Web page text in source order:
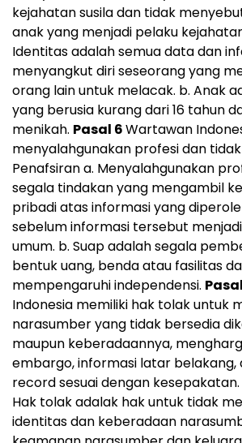
kejahatan susila dan tidak
anak yang menjadi pelaku
Identitas adalah semua data dan
menyangkut diri seseorang yang
orang lain untuk melacak. b. Anak
yang berusia kurang dari 16 tahun
menikah. Pasal 6Wartawan
menyalahgunakan profesi dan
Penafsiran a. Menyalahgunakan
segala tindakan yang mengambil
pribadi atas informasi yang
sebelum informasi tersebut
umum. b. Suap adalah segala
bentuk uang, benda atau fasilitas
mempengaruhi independensi.
Indonesia memiliki hak tolak untuk
narasumber yang tidak bersedia
maupun keberadaannya,
embargo, informasi latar belakang,
record sesuai dengan kesepakatan.
Hak tolak adalak hak untuk tidak
identitas dan keberadaan